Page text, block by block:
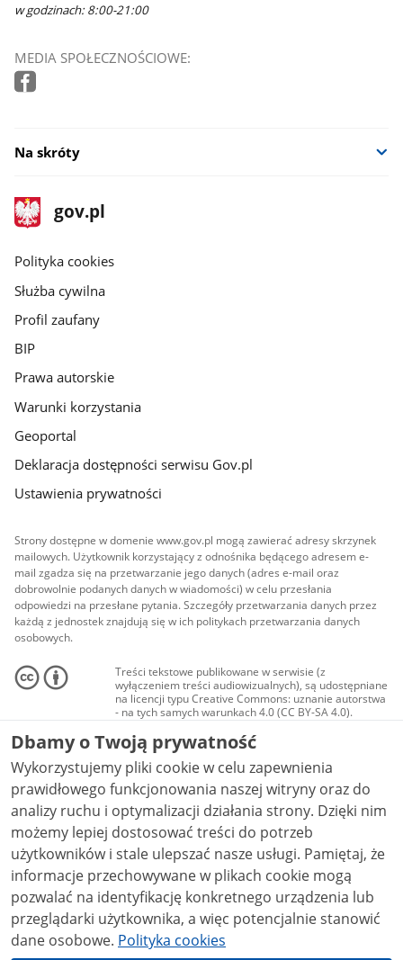
w godzinach: 8:00-21:00
MEDIA SPOŁECZNOŚCIOWE:
Na skróty
stopka
gov.pl
Strona
gov.pl
gov.pl
Polityka cookies
Służba cywilna
Profil zaufany
BIP
Prawa autorskie
Warunki korzystania
Geoportal
Deklaracja dostępności serwisu Gov.pl
Ustawienia prywatności
Strony dostępne w domenie www.gov.pl mogą zawierać adresy skrzynek
mailowych. Użytkownik korzystający z odnośnika będącego adresem e-
mail zgadza się na przetwarzanie jego danych (adres e-mail oraz
dobrowolnie podanych danych w wiadomości) w celu przesłania
odpowiedzi na przesłane pytania. Szczegóły przetwarzania danych przez
każdą z jednostek znajdują się w ich politykach przetwarzania danych
osobowych.
Treści tekstowe publikowane w serwisie (z
wyłączeniem treści audiowizualnych), są udostępniane
na licencji typu Creative Commons: uznanie autorstwa
- na tych samych warunkach 4.0 (CC BY-SA 4.0).
Materiały audiowizualne, w tym zdjęcia, materiały
audio i wideo, są udostępniane na licencji typu
Creative Commons: uznanie autorstwa użycie
niekomercyjne - bez utworów zależnych 4.0 (CC BY-
NC-ND 4.0), o ile nie jest to stwierdzone inaczej.
Dbamy o Twoją prywatność
Wykorzystujemy pliki cookie w celu zapewnienia
prawidłowego funkcjonowania naszej witryny oraz do
analizy ruchu i optymalizacji działania strony. Dzięki nim
możemy lepiej dostosować treści do potrzeb
użytkowników i stale ulepszać nasze usługi. Pamiętaj, że
informacje przechowywane w plikach cookie mogą
pozwalać na identyfikację konkretnego urządzenia lub
przeglądarki użytkownika, a więc potencjalnie stanowić
dane osobowe. Polityka cookies